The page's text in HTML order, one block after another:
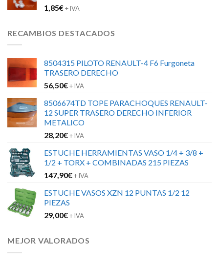
1,85€+ IVA
RECAMBIOS DESTACADOS
8504315 PILOTO RENAULT-4 F6 Furgoneta
TRASERO DERECHO
56,50€+ IVA
8506674TD TOPE PARACHOQUES RENAULT-
12 SUPER TRASERO DERECHO INFERIOR
METALICO
28,20€+ IVA
ESTUCHE HERRAMIENTAS VASO 1/4 + 3/8 +
1/2 + TORX + COMBINADAS 215 PIEZAS
147,90€+ IVA
ESTUCHE VASOS XZN 12 PUNTAS 1/2 12
PIEZAS
29,00€+ IVA
MEJOR VALORADOS